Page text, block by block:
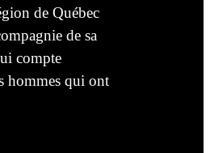
de Québec
de sa
compte
hommes qui ont